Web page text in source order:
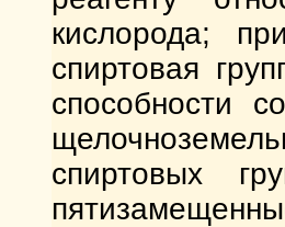
кислорода;
спиртовая
способности
спиртовых